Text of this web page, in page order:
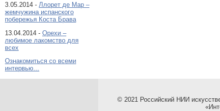
3.05.2014 - Ллорет де Мар –
жемчужина испанского
побережья Коста Брава
13.04.2014 - Орехи –
любимое лакомство для
всех
Ознакомиться со всеми
интервью...
© 2021 Российский НИИ